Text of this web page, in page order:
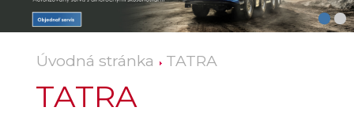
Úvodná stránka TATRA
TATRA